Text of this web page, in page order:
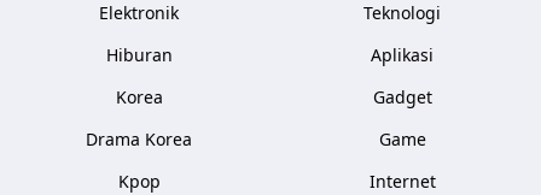
Elektronik
Hiburan
Korea
Drama Korea
Kpop
Teknologi
Aplikasi
Gadget
Game
Internet